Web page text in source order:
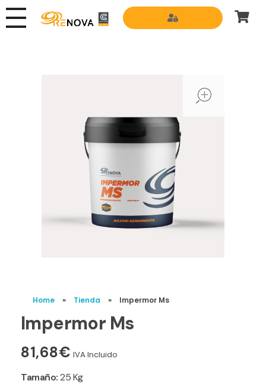
Home » Tienda » Impermor Ms
Impermor Ms
81,68€ IVA Incluido
Tamaño:25 Kg